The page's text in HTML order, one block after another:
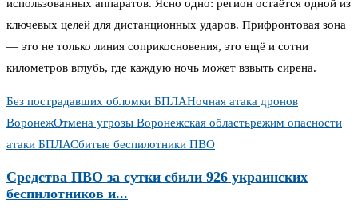
использованных аппаратов. Ясно одно: регион остаётся одной из
ключевых целей для дистанционных ударов. Прифронтовая зона
— это не только линия соприкосновения, это ещё и сотни
километров вглубь, где каждую ночь может взвыть сирена.
Без пострадавших обломки БПЛАНочная атака дронов
ВоронежОтмена угрозы Воронежская областьрежим опасности
атаки БПЛАСбитые беспилотники ПВО
Средства ПВО за сутки сбили 926 украинских
беспилотников и...